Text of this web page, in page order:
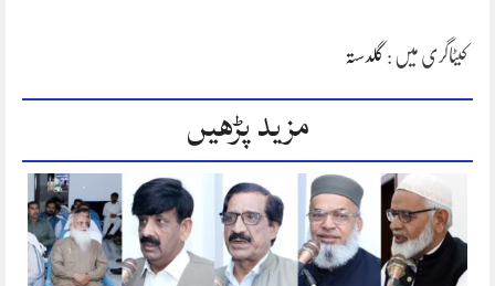
کیٹاگری میں : گلدستہ
مزید پڑھیں